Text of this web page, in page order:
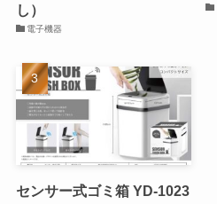
し）
電子機器
センサー式ゴミ箱 YD-1023